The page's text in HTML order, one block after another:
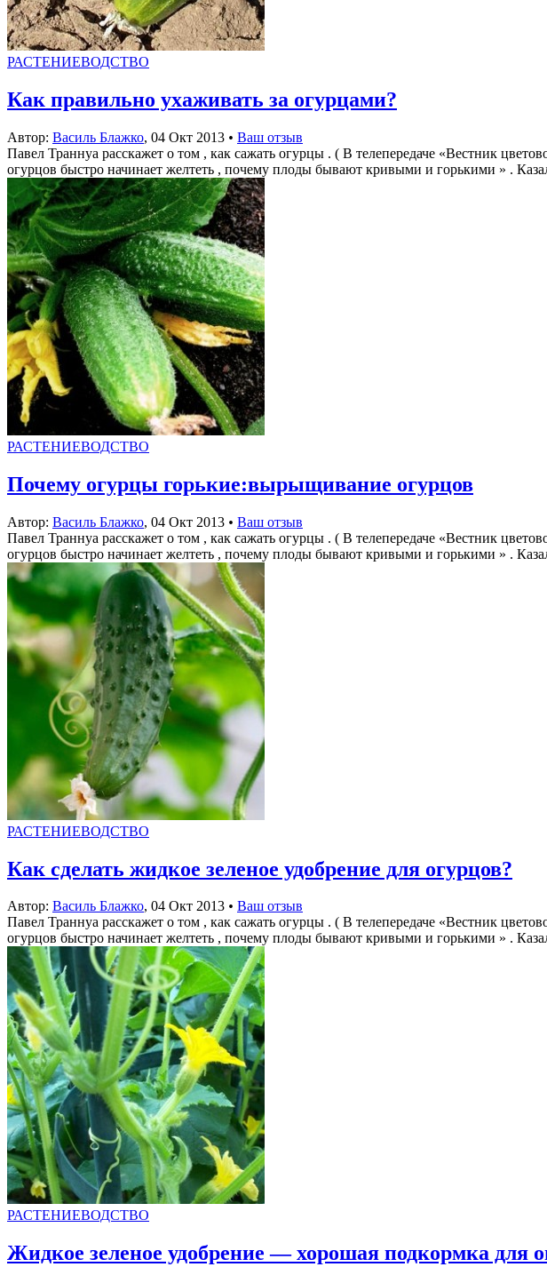
РАСТЕНИЕВОДСТВО
Как правильно ухаживать за огурцами?
Автор: Василь Блажко, 04 Окт 2013 • Ваш отзыв
Павел Траннуа расскажет о том , как сажать огурцы . ( В телепередаче «Вестник
огурцов быстро начинает желтеть , почему плоды бывают кривыми и горькими » .
РАСТЕНИЕВОДСТВО
Почему огурцы горькие:вырыщивание огурцов
Автор: Василь Блажко, 04 Окт 2013 • Ваш отзыв
Павел Траннуа расскажет о том , как сажать огурцы . ( В телепередаче «Вестник
огурцов быстро начинает желтеть , почему плоды бывают кривыми и горькими » .
РАСТЕНИЕВОДСТВО
Как сделать жидкое зеленое удобрение для огурцов?
Автор: Василь Блажко, 04 Окт 2013 • Ваш отзыв
Павел Траннуа расскажет о том , как сажать огурцы . ( В телепередаче «Вестник
огурцов быстро начинает желтеть , почему плоды бывают кривыми и горькими » .
РАСТЕНИЕВОДСТВО
Жидкое зеленое удобрение — хорошая подкормка для